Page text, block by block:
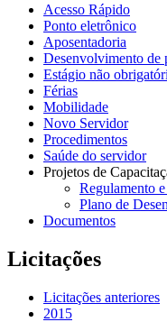
Acesso Rápido
Ponto eletrônico
Aposentadoria
Desenvolvimento de
Estágio não
Férias
Mobilidade
Novo Servidor
Procedimentos
Saúde do servidor
Projetos de
Regulamento
Plano de
Documentos
Licitações
Licitações anteriores
2015